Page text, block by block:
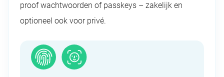
proof wachtwoorden of passkeys – zakelijk en
optioneel ook voor privé.